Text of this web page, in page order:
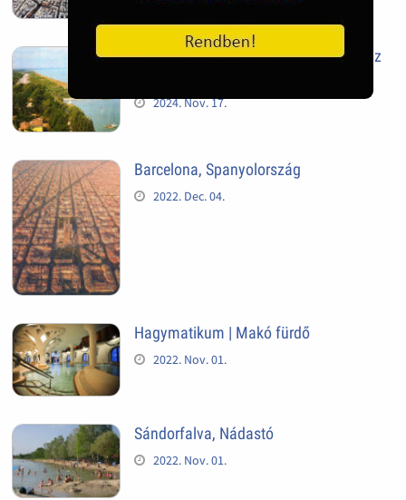
Siófok, mielőtt beépült az Aranypart az
2024. Nov. 17.
Barcelona, Spanyolország
2022. Dec. 04.
Hagymatikum | Makó fürdő
2022. Nov. 01.
Sándorfalva, Nádastó
2022. Nov. 01.